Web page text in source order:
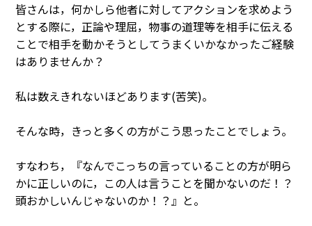
皆さんは，何かしら他者に対してアクションを求めよう
とする際に，正論や理屈，物事の道理等を相手に伝える
ことで相手を動かそうとしてうまくいかなかったご経験
はありませんか？
私は数えきれないほどあります(苦笑)。
そんな時，きっと多くの方がこう思ったことでしょう。
すなわち，『なんでこっちの言っていることの方が明ら
かに正しいのに，この人は言うことを聞かないのだ！？
頭おかしいんじゃないのか！？』と。